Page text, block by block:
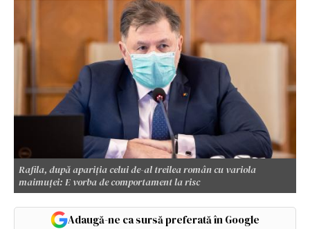
Rafila, după apariția celui de-al treilea român cu variola
maimuței: E vorba de comportament la risc
Adaugă-ne ca sursă preferată în Google